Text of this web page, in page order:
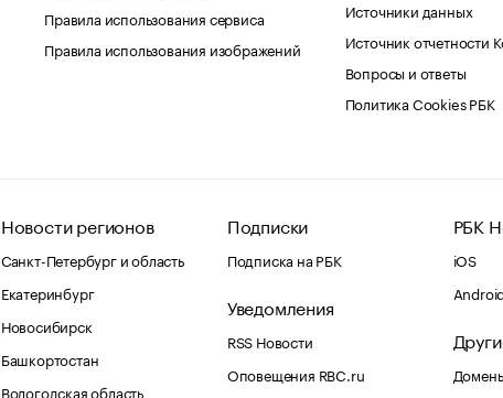
Правила использования сервиса
Правила использования изображений
Источники данных
Источник отчетности
Вопросы и ответы
Политика Cookies РБК
Новости регионов
Санкт-Петербург и область
Екатеринбург
Новосибирск
Башкортостан
Вологодская область
Подписки
Подписка на РБК
Уведомления
RSS Новости
Оповещения RBC.ru
РБК
iOS